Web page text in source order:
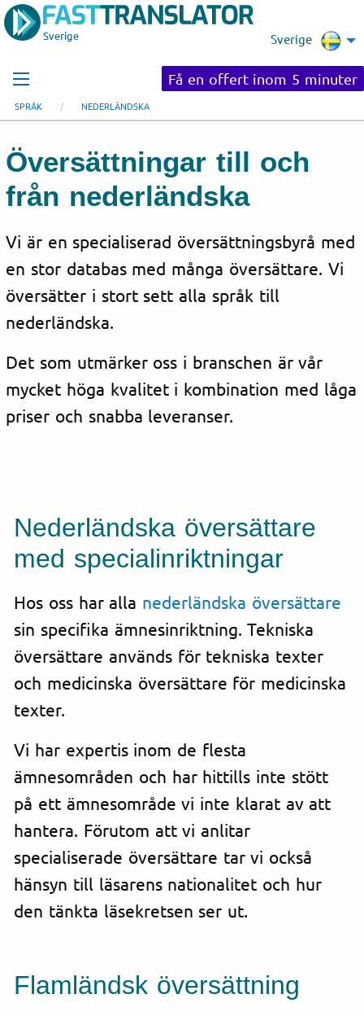
Sverige Sverige
Få en offert inom 5 minuter
SPRÅK NEDERLÄNDSKA
Översättningar till och
från nederländska
Vi är en specialiserad översättningsbyrå med
en stor databas med många översättare. Vi
översätter i stort sett alla språk till
nederländska.
Det som utmärker oss i branschen är vår
mycket höga kvalitet i kombination med låga
priser och snabba leveranser.
Nederländska översättare
med specialinriktningar
Hos oss har alla nederländska översättare
sin specifika ämnesinriktning. Tekniska
översättare används för tekniska texter
och medicinska översättare för medicinska
texter.
Vi har expertis inom de flesta
ämnesområden och har hittills inte stött
på ett ämnesområde vi inte klarat av att
hantera. Förutom att vi anlitar
specialiserade översättare tar vi också
hänsyn till läsarens nationalitet och hur
den tänkta läsekretsen ser ut.
Flamländsk översättning